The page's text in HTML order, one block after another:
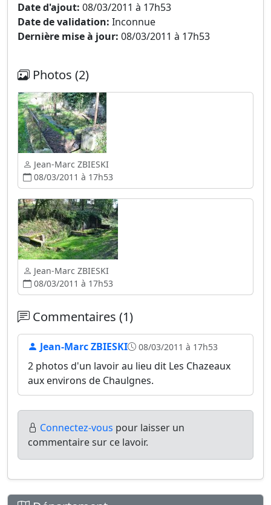
Date d'ajout: 08/03/2011 à 17h53
Date de validation: Inconnue
Dernière mise à jour: 08/03/2011 à 17h53
Photos (2)
Jean-Marc ZBIESKI
08/03/2011 à 17h53
Jean-Marc ZBIESKI
08/03/2011 à 17h53
Commentaires (1)
Jean-Marc ZBIESKI 08/03/2011 à 17h53
2 photos d'un lavoir au lieu dit Les Chazeaux
aux environs de Chaulgnes.
Connectez-vous pour laisser un
commentaire sur ce lavoir.